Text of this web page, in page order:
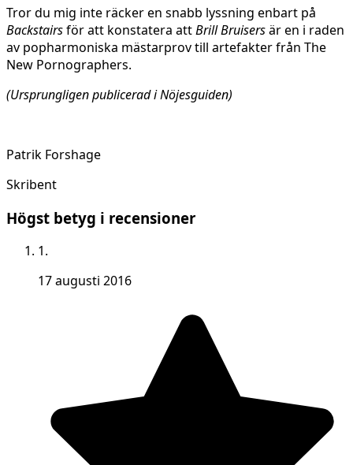
Tror du mig inte räcker en snabb lyssning enbart på
Backstairsför att konstatera attBrill Bruisersär en i raden
av popharmoniska mästarprov till artefakter från The
New Pornographers.
(Ursprungligen publicerad i Nöjesguiden)
Patrik Forshage
Skribent
Högst betyg i recensioner
1.
17 augusti 2016